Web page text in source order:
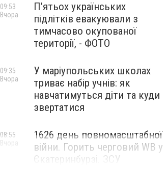
П’ятьох українських
підлітків евакуювали з
тимчасово окупованої
території, - ФОТО
09:53
Вчора
У маріупольських школах
триває набір учнів: як
навчатимуться діти та куди
звертатися
09:35
Вчора
1626 день повномасштабної
війни. Горить черговий WB у
Єкатеринбурзі. ЗСУ
08:55
Вчора